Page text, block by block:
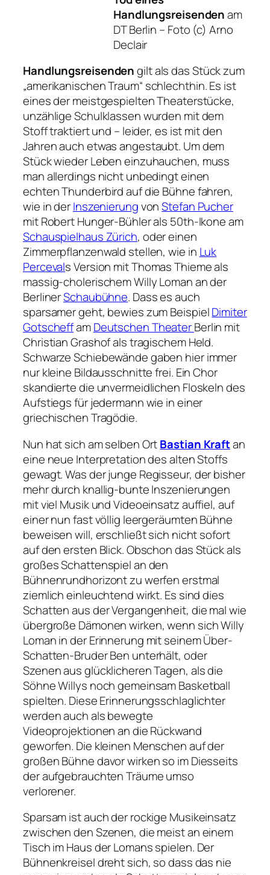
Handlungsreisendenam
DT Berlin – Foto (c) Arno
Declair
Handlungsreisendengilt als das Stück zum
„amerikanischen Traum“ schlechthin. Es ist
eines der meistgespielten Theaterstücke,
unzählige Schulklassen wurden mit dem
Stoff traktiert und – leider, es ist mit den
Jahren auch etwas angestaubt. Um dem
Stück wieder Leben einzuhauchen, muss
man allerdings nicht unbedingt einen
echten Thunderbird auf die Bühne fahren,
wie in derInszenierungvonStefan Pucher
mit Robert Hunger-Bühler als 50th-Ikone am
Schauspielhaus Zürich, oder einen
Zimmerpflanzenwald stellen, wie in Luk
Percevals Version mit Thomas Thieme als
massig-cholerischem Willy Loman an der
BerlinerSchaubühne. Dass es auch
sparsamer geht, bewies zum BeispielDimiter
GotscheffamDeutschen TheaterBerlin mit
Christian Grashof als tragischem Held.
Schwarze Schiebewände gaben hier immer
nur kleine Bildausschnitte frei. Ein Chor
skandierte die unvermeidlichen Floskeln des
Aufstiegs für jedermann wie in einer
griechischen Tragödie.
Nun hat sich am selben OrtBastian Kraftan
eine neue Interpretation des alten Stoffs
gewagt. Was der junge Regisseur, der bisher
mehr durch knallig-bunte Inszenierungen
mit viel Musik und Videoeinsatz auffiel, auf
einer nun fast völlig leergeräumten Bühne
beweisen will, erschließt sich nicht sofort
auf den ersten Blick. Obschon das Stück als
großes Schattenspiel an den
Bühnenrundhorizont zu werfen erstmal
ziemlich einleuchtend wirkt. Es sind dies
Schatten aus der Vergangenheit, die mal wie
übergroße Dämonen wirken, wenn sich Willy
Loman in der Erinnerung mit seinem Über-
Schatten-Bruder Ben unterhält, oder
Szenen aus glücklicheren Tagen, als die
Söhne Willys noch gemeinsam Basketball
spielten. Diese Erinnerungsschlaglichter
werden auch als bewegte
Videoprojektionen an die Rückwand
geworfen. Die kleinen Menschen auf der
großen Bühne davor wirken so im Diesseits
der aufgebrauchten Träume umso
verlorener.
Sparsam ist auch der rockige Musikeinsatz
zwischen den Szenen, die meist an einem
Tisch im Haus der Lomans spielen. Der
Bühnenkreisel dreht sich, so dass das nie